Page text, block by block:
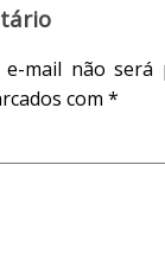
mail não será
com *